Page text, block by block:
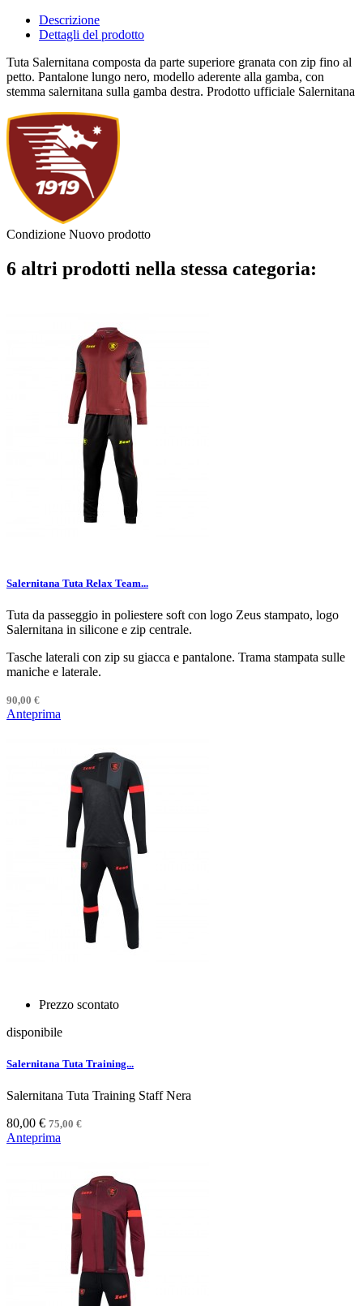
Descrizione
Dettagli del prodotto
Tuta Salernitana composta da parte superiore granata con zip fino al
petto. Pantalone lungo nero, modello aderente alla gamba, con
stemma salernitana sulla gamba destra. Prodotto ufficiale Salernitana
Condizione Nuovo prodotto
6 altri prodotti nella stessa categoria:
Salernitana Tuta Relax Team...
Tuta da passeggio in poliestere soft con logo Zeus stampato, logo
Salernitana in silicone e zip centrale.
Tasche laterali con zip su giacca e pantalone. Trama stampata sulle
maniche e laterale.
90,00 €
Anteprima
Prezzo scontato
disponibile
Salernitana Tuta Training...
Salernitana Tuta Training Staff Nera
80,00 € 75,00 €
Anteprima